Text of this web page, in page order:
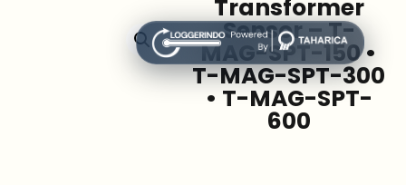
Transformer
Sensor – T-
MAG-SPT-150 •
T-MAG-SPT-300
• T-MAG-SPT-
600